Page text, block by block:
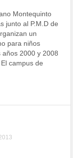
Montequinto
junto al P.M.D de
un
para niños
años 2000 y 2008
campus de